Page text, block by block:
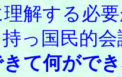
解する必
っ国民的会
て何がで